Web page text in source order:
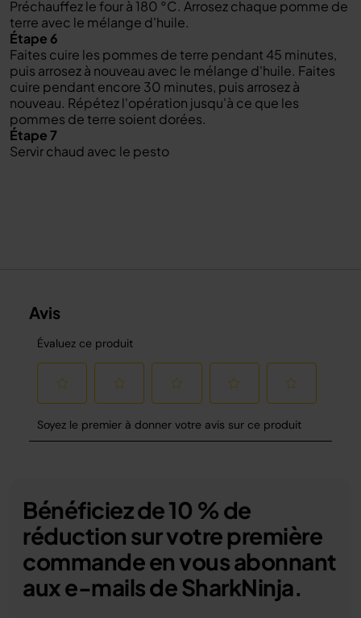
Préchauffez le four à 180 °C. Arrosez chaque pomme de
terre avec le mélange d'huile.
Étape 6
Faites cuire les pommes de terre pendant 45 minutes,
puis arrosez à nouveau avec le mélange d'huile. Faites
cuire pendant encore 30 minutes, puis arrosez à
nouveau. Répétez l'opération jusqu'à ce que les
pommes de terre soient dorées.
Étape 7
Servir chaud avec le pesto
Bénéficiez de 10 % de
réduction sur votre première
commande en vous abonnant
aux e-mails de SharkNinja.